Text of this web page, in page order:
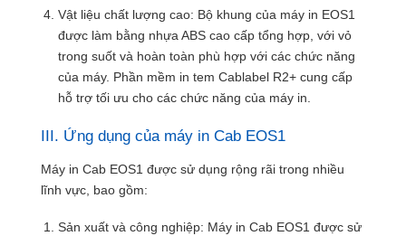
Vật liệu chất lượng cao: Bộ khung của máy in EOS1
được làm bằng nhựa ABS cao cấp tổng hợp, với vỏ
trong suốt và hoàn toàn phù hợp với các chức năng
của máy. Phần mềm in tem Cablabel R2+ cung cấp
hỗ trợ tối ưu cho các chức năng của máy in.
III. Ứng dụng của máy in Cab EOS1
Máy in Cab EOS1 được sử dụng rộng rãi trong nhiều
lĩnh vực, bao gồm:
Sản xuất và công nghiệp: Máy in Cab EOS1 được sử